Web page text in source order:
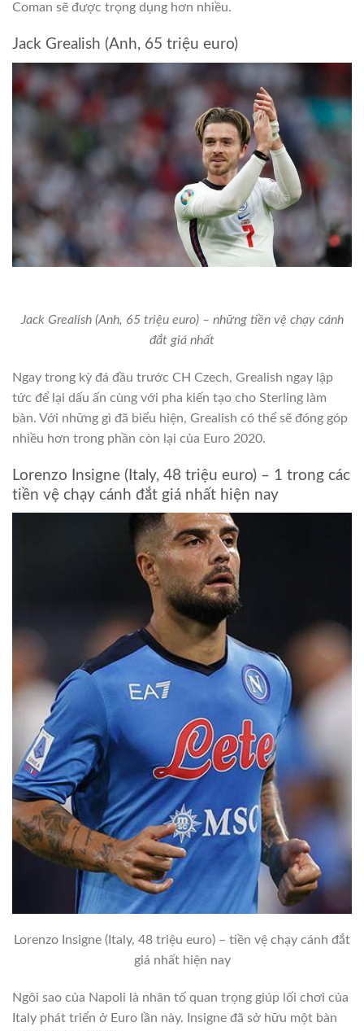
Coman sẽ được trọng dụng hơn nhiều.
Jack Grealish (Anh, 65 triệu euro)
Jack Grealish (Anh, 65 triệu euro) – những tiền vệ chạy cánh
đắt giá nhất
Ngay trong kỳ đá đầu trước CH Czech, Grealish ngay lập
tức để lại dấu ấn cùng với pha kiến tạo cho Sterling làm
bàn. Với những gì đã biểu hiện, Grealish có thể sẽ đóng góp
nhiều hơn trong phần còn lại của Euro 2020.
Lorenzo Insigne (Italy, 48 triệu euro) – 1 trong các
tiền vệ chạy cánh đắt giá nhất hiện nay
Lorenzo Insigne (Italy, 48 triệu euro) – tiền vệ chạy cánh đắt
giá nhất hiện nay
Ngôi sao của Napoli là nhân tố quan trọng giúp lối chơi của
Italy phát triển ở Euro lần này. Insigne đã sở hữu một bàn